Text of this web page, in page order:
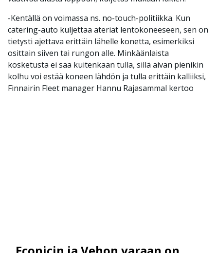
-Kentällä on voimassa ns. no-touch-politiikka. Kun
catering-auto kuljettaa ateriat lentokoneeseen, sen on
tietysti ajettava erittäin lähelle konetta, esimerkiksi
osittain siiven tai rungon alle. Minkäänlaista
kosketusta ei saa kuitenkaan tulla, sillä aivan pienikin
kolhu voi estää koneen lähdön ja tulla erittäin kalliiksi,
Finnairin Fleet manager Hannu Rajasammal kertoo